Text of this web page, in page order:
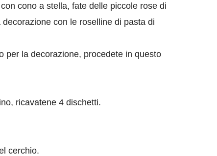
cono a stella, fate delle piccole rose di
con le roselline di pasta di
per la decorazione, procedete in questo
ricavatene 4 dischetti.
cerchio.